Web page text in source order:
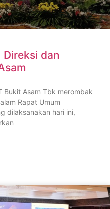
dan
Bukit Asam Tbk merombak
Rapat Umum
dilaksanakan hari ini,